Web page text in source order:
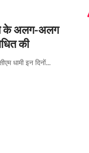
के अलग-अलग
की
धामी इन दिनों…